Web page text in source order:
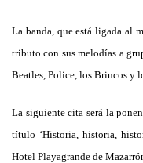
La banda, que está ligada al
tributo con sus melodías a
Beatles, Police, los Brincos y
La siguiente cita será la
título ‘Historia, historia,
Hotel Playagrande de